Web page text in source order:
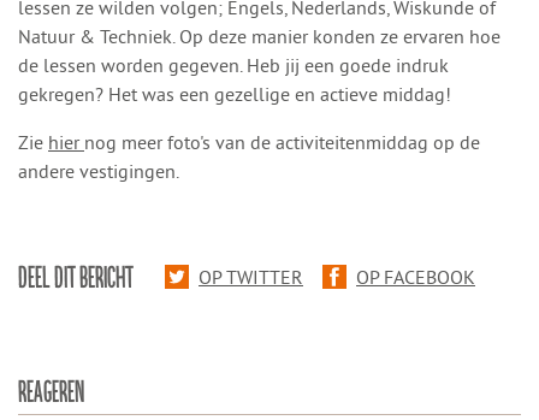
lessen ze wilden volgen; Engels, Nederlands, Wiskunde of
Natuur & Techniek. Op deze manier konden ze ervaren hoe
de lessen worden gegeven. Heb jij een goede indruk
gekregen? Het was een gezellige en actieve middag!
Zie hier nog meer foto's van de activiteitenmiddag op de
andere vestigingen.
DEEL DIT BERICHT OP TWITTER OP FACEBOOK
REAGEREN